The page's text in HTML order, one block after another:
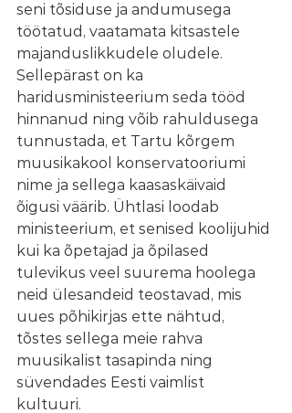
seni tõsiduse ja andumusega
töötatud, vaatamata kitsastele
majanduslikkudele oludele.
Sellepärast on ka
haridusministeerium seda tööd
hinnanud ning võib rahuldusega
tunnustada, et Tartu kõrgem
muusikakool konservatooriumi
nime ja sellega kaasaskäivaid
õigusi väärib. Ühtlasi loodab
ministeerium, et senised koolijuhid
kui ka õpetajad ja õpilased
tulevikus veel suurema hoolega
neid ülesandeid teostavad, mis
uues põhikirjas ette nähtud,
tõstes sellega meie rahva
muusikalist tasapinda ning
süvendades Eesti vaimlist
kultuuri.